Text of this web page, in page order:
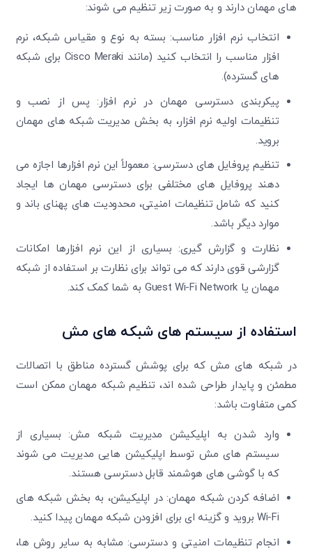
های مهمان دارند و به صورت زیر تنظیم می شوند:
انتخاب نرم افزار مناسب: بسته به نوع و مقیاس شبکه، نرم
افزار مناسب را انتخاب کنید (مانند Cisco Meraki برای شبکه
های گسترده).
پیکربندی دسترسی مهمان در نرم افزار: پس از نصب و
تنظیمات اولیه نرم افزار، به بخش مدیریت شبکه های مهمان
بروید.
تنظیم پروفایل های دسترسی: معمولاً این نرم افزارها اجازه می
دهند پروفایل های مختلفی برای دسترسی مهمان ها ایجاد
کنید که شامل تنظیمات امنیتی، محدودیت های پهنای باند و
موارد دیگر باشد.
نظارت و گزارش گیری: بسیاری از این نرم افزارها امکانات
گزارشی قوی دارند که می تواند برای نظارت بر استفاده از شبکه
مهمان یا Guest Wi-Fi Network به شما کمک کند.
استفاده از سیستم‌ های شبکه‌ های مش
در شبکه های مش که برای پوشش گسترده مناطق با اتصالات
مطمئن و پایدار طراحی شده اند، تنظیم شبکه مهمان ممکن است
کمی متفاوت باشد:
وارد شدن به اپلیکیشن مدیریت شبکه مش: بسیاری از
سیستم های مش توسط اپلیکیشن هایی مدیریت می شوند
که با گوشی های هوشمند قابل دسترسی هستند.
اضافه کردن شبکه مهمان: در اپلیکیشن، به بخش شبکه های
Wi-Fi بروید و گزینه ای برای افزودن شبکه مهمان پیدا کنید.
انجام تنظیمات امنیتی و دسترسی: مشابه به سایر روش ها،
کد ارسال شده را وارد کنید
ویرایش شماره موبایل
دریافت مجدد کد: 00:59